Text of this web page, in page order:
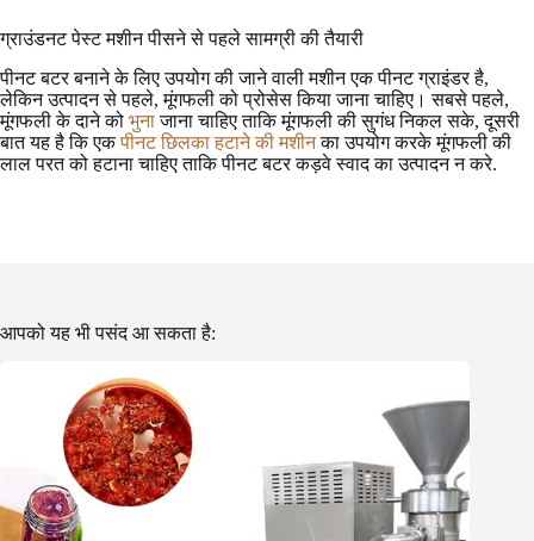
ग्राउंडनट पेस्ट मशीन पीसने से पहले सामग्री की तैयारी
पीनट बटर बनाने के लिए उपयोग की जाने वाली मशीन एक पीनट ग्राइंडर है,
लेकिन उत्पादन से पहले, मूंगफली को प्रोसेस किया जाना चाहिए। सबसे पहले,
मूंगफली के दाने को भुनाजाना चाहिए ताकि मूंगफली की सुगंध निकल सके, दूसरी
बात यह है कि एकपीनट छिलका हटाने की मशीनका उपयोग करके मूंगफली की
लाल परत को हटाना चाहिए ताकि पीनट बटर कड़वे स्वाद का उत्पादन न करे.
आपको यह भी पसंद आ सकता है: